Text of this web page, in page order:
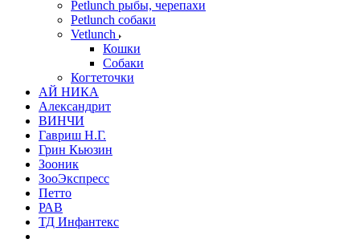
Petlunch рыбы, черепахи
Petlunch собаки
Vetlunch
Кошки
Собаки
Когтеточки
АЙ НИКА
Александрит
ВИНЧИ
Гавриш Н.Г.
Грин Кьюзин
Зооник
ЗооЭкспресс
Петто
РАВ
ТД Инфантекс